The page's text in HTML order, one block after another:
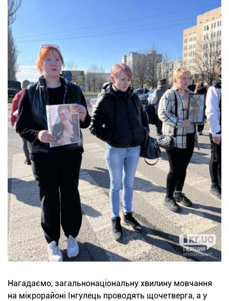
Нагадаємо, загальнонаціональну хвилину мовчання
на мікрорайоні Інгулець проводять щочетверга, а у